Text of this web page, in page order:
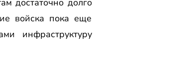
достаточно долго
войска пока еще
инфраструктуру